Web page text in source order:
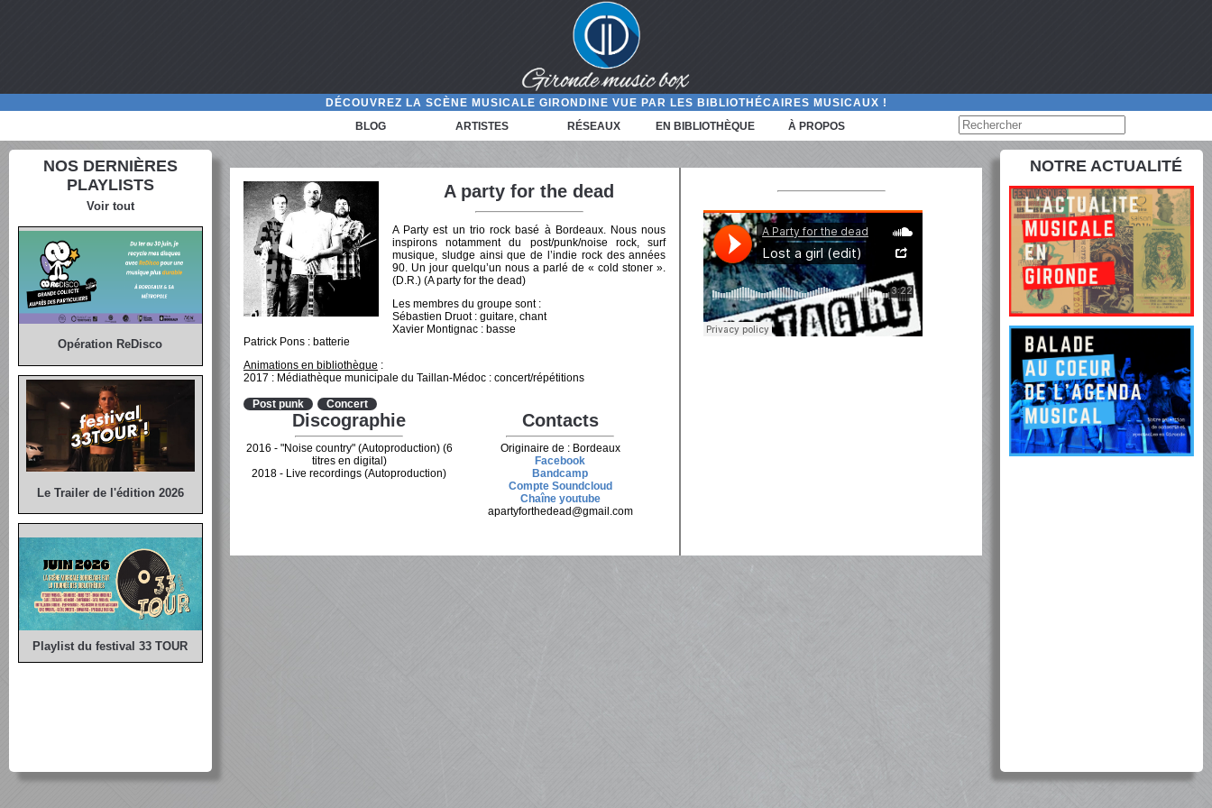
DÉCOUVREZ LA SCÈNE MUSICALE GIRONDINE VUE PAR LES BIBLIOTHÉCAIRES MUSICAUX !
BLOG
ARTISTES RÉSEAUX EN BIBLIOTHÈQUE À PROPOS
NOS DERNIÈRES
PLAYLISTS
Voir tout
Opération ReDisco
Le Trailer de l'édition 2026
Playlist du festival 33 TOUR
A party for the dead
A Party est un trio rock basé à Bordeaux. Nous nous
inspirons notamment du post/punk/noise rock, surf
musique, sludge ainsi que de l’indie rock des années
90. Un jour quelqu’un nous a parlé de « cold stoner ».
(D.R.) (A party for the dead)
Les membres du groupe sont :
Sébastien Druot : guitare, chant
Xavier Montignac : basse
Patrick Pons : batterie
Animations en bibliothèque :
2017 : Médiathèque municipale du Taillan-Médoc : concert/répétitions
Post punk Concert
Discographie
2016 - "Noise country" (Autoproduction) (6
titres en digital)
2018 - Live recordings (Autoproduction)
Contacts
Originaire de : Bordeaux
Facebook
Bandcamp
Compte Soundcloud
Chaîne youtube
apartyforthedead@gmail.com
NOTRE ACTUALITÉ